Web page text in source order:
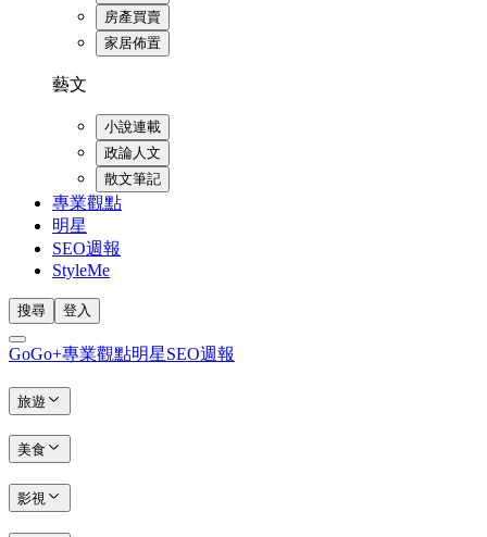
房產買賣
家居佈置
藝文
小說連載
政論人文
散文筆記
專業觀點
明星
SEO週報
StyleMe
搜尋 登入
GoGo+專業觀點明星SEO週報
旅遊
美食
影視